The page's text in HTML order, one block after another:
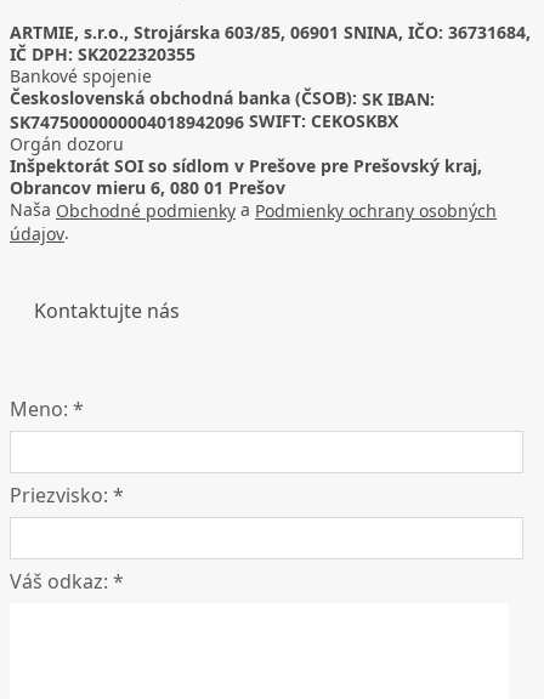
ARTMIE, s.r.o., Strojárska 603/85, 06901 SNINA, IČO: 36731684,
IČ DPH: SK2022320355
Bankové spojenie
Československá obchodná banka (ČSOB): SK IBAN:
SK7475000000004018942096 SWIFT: CEKOSKBX
Orgán dozoru
Inšpektorát SOI so sídlom v Prešove pre Prešovský kraj,
Obrancov mieru 6, 080 01 Prešov
Naša Obchodné podmienky a Podmienky ochrany osobných
údajov.
Kontaktujte nás
Meno: *
Priezvisko: *
Váš odkaz: *